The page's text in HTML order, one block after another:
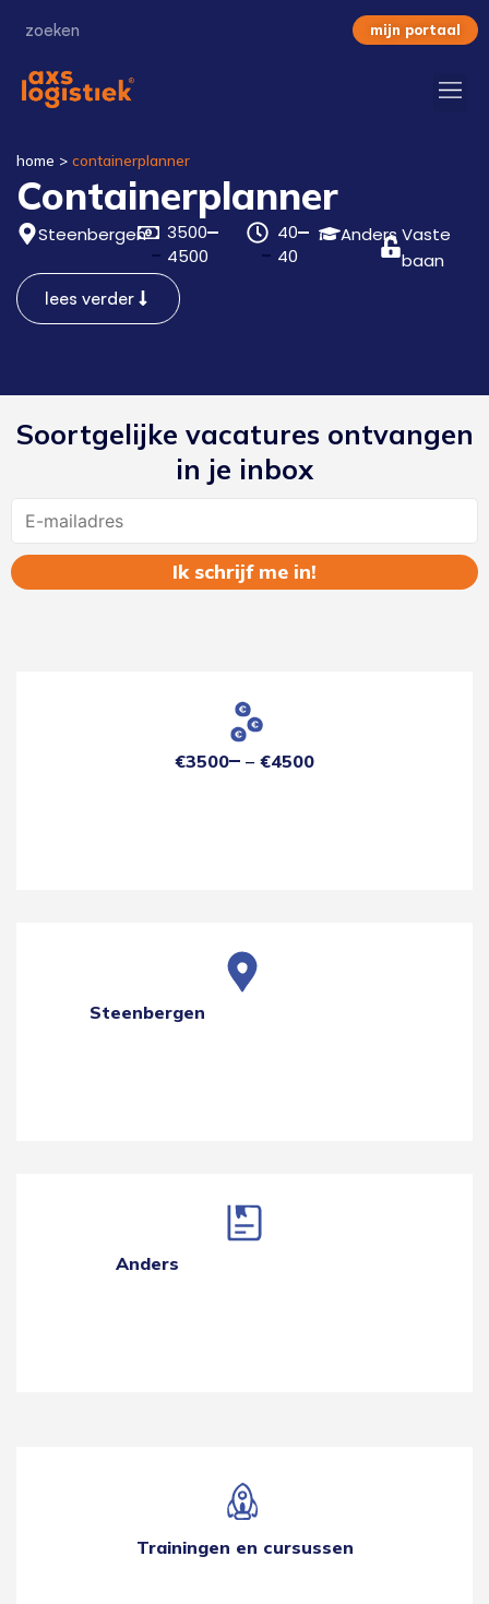
mijn portaal
home > containerplanner
Containerplanner
Steenbergen
3500
4500
40
40
Anders Vaste
baan
lees verder
Soortgelijke vacatures ontvangen
in je inbox
€3500 €4500
Steenbergen
Anders
Trainingen en cursussen